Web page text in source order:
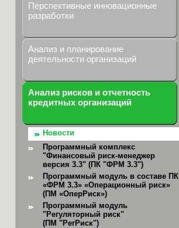
Перспективные инновационные
разработки
Анализ и планирование
деятельности организаций
Анализ рисков и отчетность
кредитных организаций
Новости
Программный комплекс
"Финансовый риск-менеджер
версия 3.3" (ПК "ФРМ 3.3")
Программный модуль в составе ПК
«ФРМ 3.3» «Операционный риск»
(ПМ «ОперРиск»)
Программный модуль
"Регуляторный риск"
(ПМ "РегРиск")